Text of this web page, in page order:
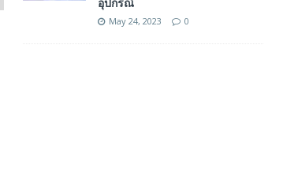
May 24, 2023 0